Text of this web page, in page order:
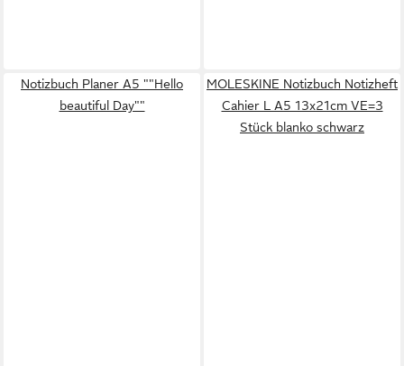
Notizbuch Planer A5 ""Hello
beautiful Day""
MOLESKINE Notizbuch Notizheft
Cahier L A5 13x21cm VE=3
Stück blanko schwarz